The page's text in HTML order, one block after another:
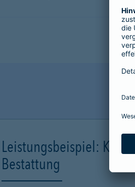
Leistungsbeispiel:
Bestattung